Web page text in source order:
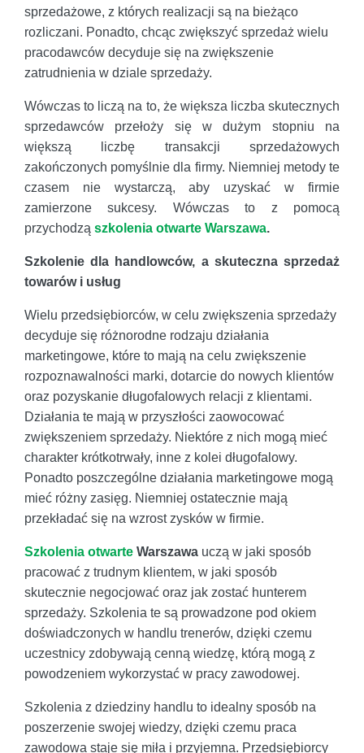
sprzedażowe, z których realizacji są na bieżąco
rozliczani. Ponadto, chcąc zwiększyć sprzedaż wielu
pracodawców decyduje się na zwiększenie
zatrudnienia w dziale sprzedaży.
Wówczas to liczą na to, że większa liczba skutecznych
sprzedawców przełoży się w dużym stopniu na
większą liczbę transakcji sprzedażowych
zakończonych pomyślnie dla firmy. Niemniej metody te
czasem nie wystarczą, aby uzyskać w firmie
zamierzone sukcesy. Wówczas to z pomocą
przychodzą szkolenia otwarte Warszawa.
Szkolenie dla handlowców, a skuteczna sprzedaż
towarów i usług
Wielu przedsiębiorców, w celu zwiększenia sprzedaży
decyduje się różnorodne rodzaju działania
marketingowe, które to mają na celu zwiększenie
rozpoznawalności marki, dotarcie do nowych klientów
oraz pozyskanie długofalowych relacji z klientami.
Działania te mają w przyszłości zaowocować
zwiększeniem sprzedaży. Niektóre z nich mogą mieć
charakter krótkotrwały, inne z kolei długofalowy.
Ponadto poszczególne działania marketingowe mogą
mieć różny zasięg. Niemniej ostatecznie mają
przekładać się na wzrost zysków w firmie.
Szkolenia otwarte Warszawa uczą w jaki sposób
pracować z trudnym klientem, w jaki sposób
skutecznie negocjować oraz jak zostać hunterem
sprzedaży. Szkolenia te są prowadzone pod okiem
doświadczonych w handlu trenerów, dzięki czemu
uczestnicy zdobywają cenną wiedzę, którą mogą z
powodzeniem wykorzystać w pracy zawodowej.
Szkolenia z dziedziny handlu to idealny sposób na
poszerzenie swojej wiedzy, dzięki czemu praca
zawodowa staje się miła i przyjemna. Przedsiębiorcy